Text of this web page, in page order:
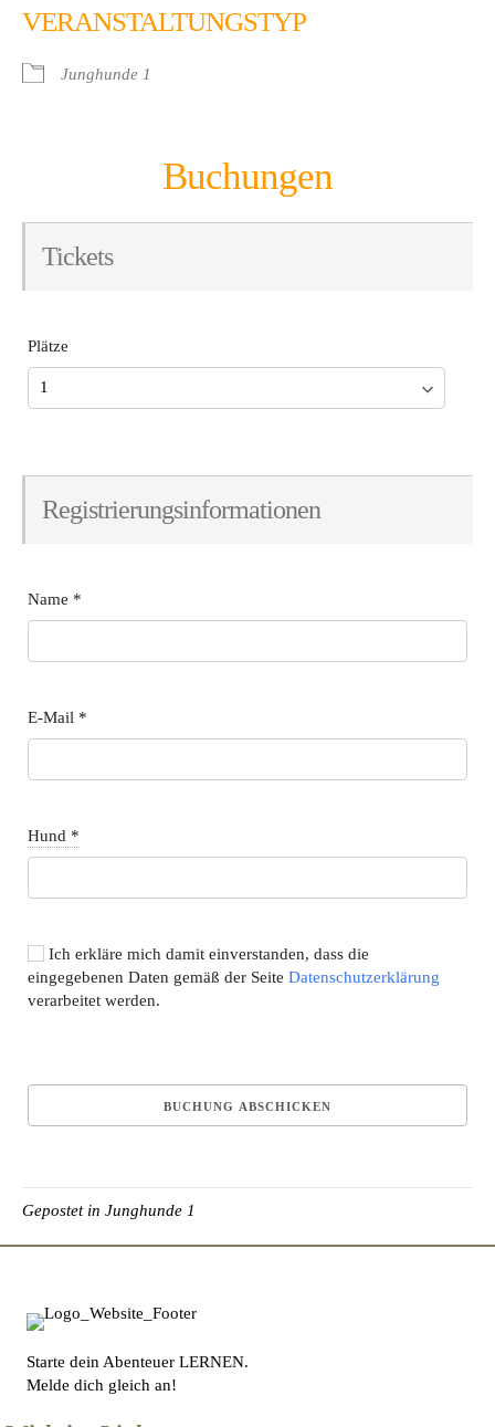
VERANSTALTUNGSTYP
Junghunde 1
Buchungen
Tickets
Plätze
Registrierungsinformationen
Name *
E-Mail *
Hund *
Ich erkläre mich damit einverstanden, dass die
eingegebenen Daten gemäß der Seite Datenschutzerklärung
verarbeitet werden.
Gepostet in Junghunde 1
Starte dein Abenteuer LERNEN.
Melde dich gleich an!